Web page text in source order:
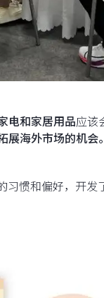
电和家居用品应该
展海外市场的机会。
习惯和偏好，开发